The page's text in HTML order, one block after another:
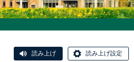
読み上げ 読み上げ設定